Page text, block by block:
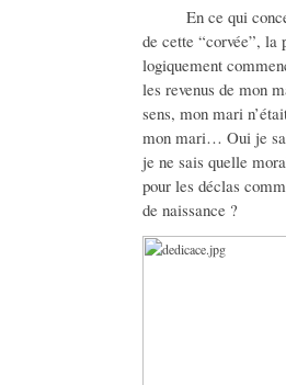
En ce qui
de cette “corvée”, la
logiquement
les revenus de mon
sens, mon mari
mon mari… Oui je
je ne sais quelle
pour les déclas
de naissance ?